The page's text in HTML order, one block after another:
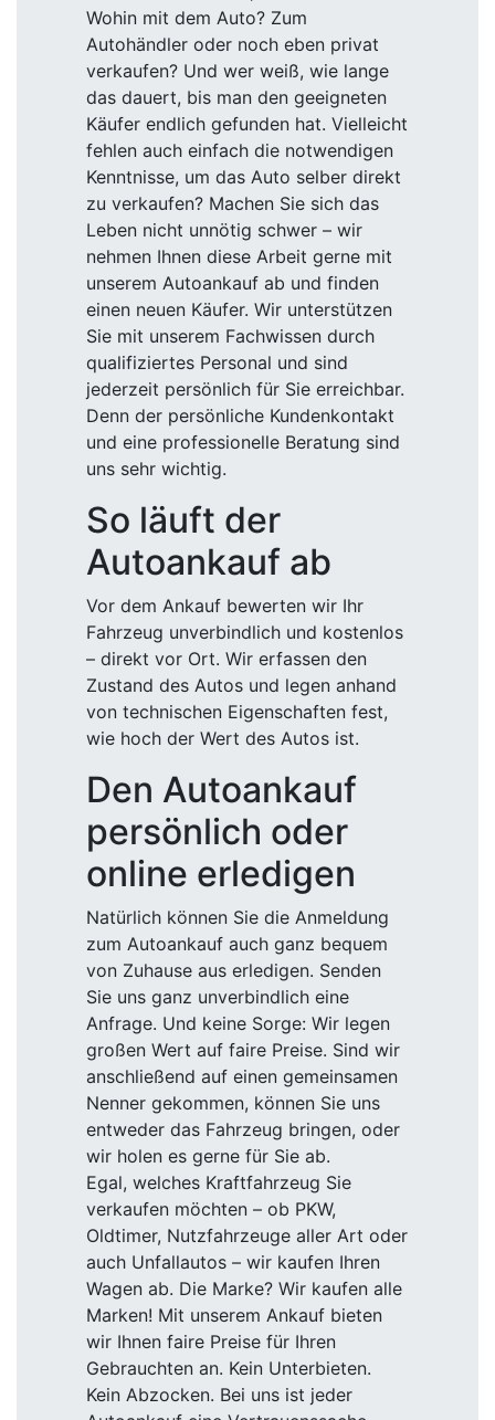
Wohin mit dem Auto? Zum
Autohändler oder noch eben privat
verkaufen? Und wer weiß, wie lange
das dauert, bis man den geeigneten
Käufer endlich gefunden hat. Vielleicht
fehlen auch einfach die notwendigen
Kenntnisse, um das Auto selber direkt
zu verkaufen? Machen Sie sich das
Leben nicht unnötig schwer – wir
nehmen Ihnen diese Arbeit gerne mit
unserem Autoankauf ab und finden
einen neuen Käufer. Wir unterstützen
Sie mit unserem Fachwissen durch
qualifiziertes Personal und sind
jederzeit persönlich für Sie erreichbar.
Denn der persönliche Kundenkontakt
und eine professionelle Beratung sind
uns sehr wichtig.
So läuft der
Autoankauf ab
Vor dem Ankauf bewerten wir Ihr
Fahrzeug unverbindlich und kostenlos
– direkt vor Ort. Wir erfassen den
Zustand des Autos und legen anhand
von technischen Eigenschaften fest,
wie hoch der Wert des Autos ist.
Den Autoankauf
persönlich oder
online erledigen
Natürlich können Sie die Anmeldung
zum Autoankauf auch ganz bequem
von Zuhause aus erledigen. Senden
Sie uns ganz unverbindlich eine
Anfrage. Und keine Sorge: Wir legen
großen Wert auf faire Preise. Sind wir
anschließend auf einen gemeinsamen
Nenner gekommen, können Sie uns
entweder das Fahrzeug bringen, oder
wir holen es gerne für Sie ab.
Egal, welches Kraftfahrzeug Sie
verkaufen möchten – ob PKW,
Oldtimer, Nutzfahrzeuge aller Art oder
auch Unfallautos – wir kaufen Ihren
Wagen ab. Die Marke? Wir kaufen alle
Marken! Mit unserem Ankauf bieten
wir Ihnen faire Preise für Ihren
Gebrauchten an. Kein Unterbieten.
Kein Abzocken. Bei uns ist jeder